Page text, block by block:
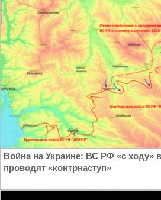
Война на Украине: ВС РФ «с ходу»
проводят «контрнаступ»